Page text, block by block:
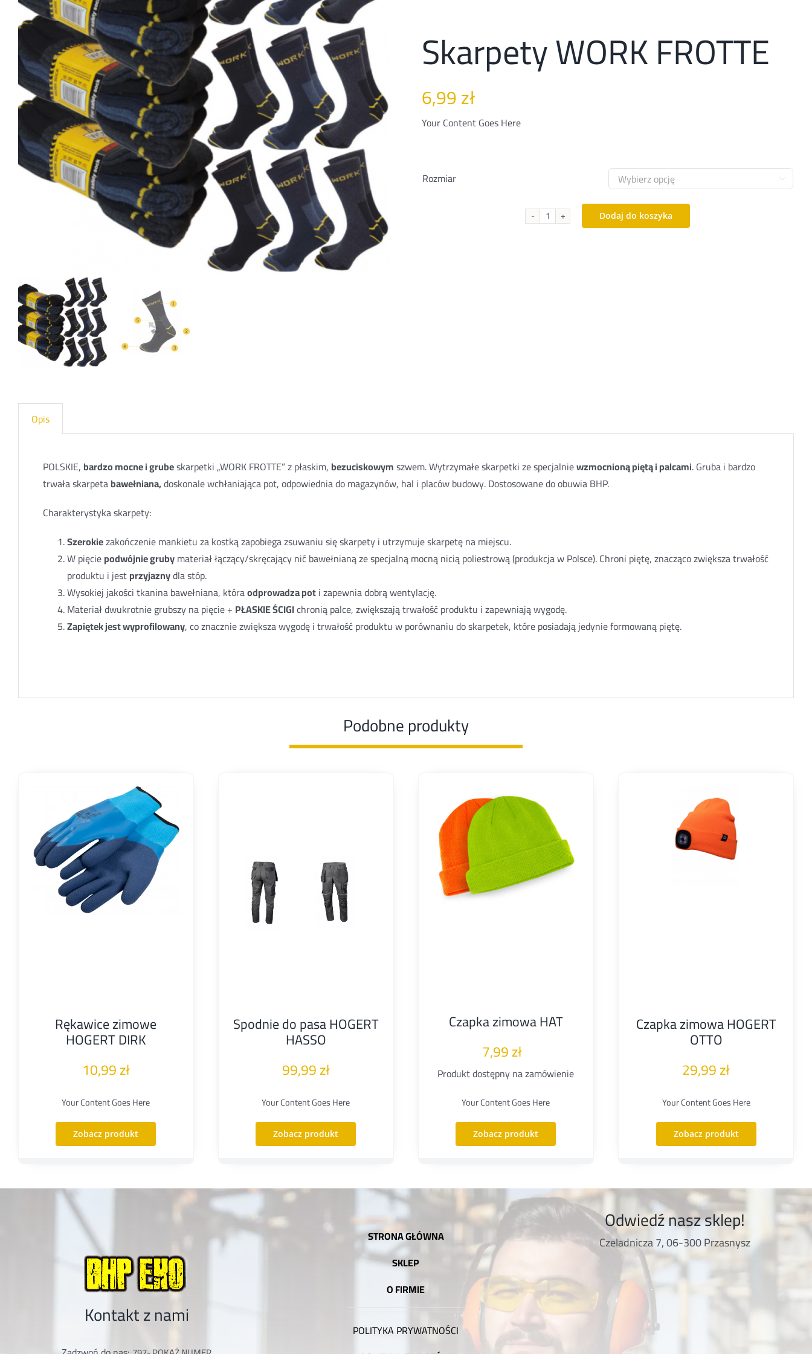
Skarpety WORK FROTTE
6,99zł
Your Content Goes Here
Rozmiar 
ilość
Dodaj do koszyka
Opis
POLSKIE, bardzo mocne i grubeskarpetki „WORK FROTTE” z płaskim, bezuciskowymszwem. Wytrzymałe skarpetki ze specjalniewzmocnioną piętą i palcami. Gruba i bardzo
trwała skarpetabawełniana,doskonale wchłaniająca pot, odpowiednia do magazynów, hal i placów budowy. Dostosowane do obuwia BHP.
Charakterystyka skarpety:
Szerokiezakończenie mankietu za kostką zapobiega zsuwaniu się skarpety i utrzymuje skarpetę na miejscu.
W pięciepodwójnie grubymateriał łączący/skręcający nić bawełnianą ze specjalną mocną nicią poliestrową (produkcja w Polsce). Chroni piętę, znacząco zwiększa trwałość
produktu i jestprzyjaznydla stóp.
Wysokiej jakości tkanina bawełniana, któraodprowadza poti zapewnia dobrą wentylację.
Materiał dwukrotnie grubszy na pięcie + PŁASKIE ŚCIGIchronią palce, zwiększają trwałość produktu i zapewniają wygodę.
Zapiętek jest wyprofilowany, co znacznie zwiększa wygodę i trwałość produktu w porównaniu do skarpetek, które posiadają jedynie formowaną piętę.
Podobne produkty
Rękawice zimowe
HOGERT DIRK
10,99zł
Your Content Goes Here
Zobacz produkt
Spodnie do pasa HOGERT
HASSO
99,99zł
Your Content Goes Here
Zobacz produkt
Czapka zimowa HAT
7,99zł
Produkt dostępny na zamówienie
Your Content Goes Here
Zobacz produkt
Czapka zimowa HOGERT
OTTO
29,99zł
Your Content Goes Here
Zobacz produkt
Kontakt z nami
STRONA GŁÓWNA
SKLEP
O FIRMIE
POLITYKA PRYWATNOŚCI
Odwiedź nasz sklep!
Czeladnicza 7, 06-300 Przasnysz